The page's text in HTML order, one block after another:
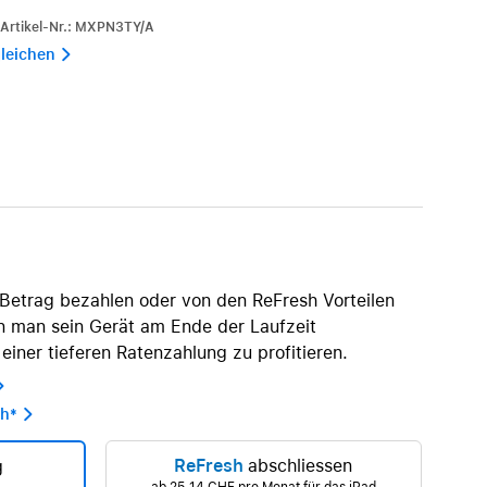
Mac & MacBook Zubehör
Apple Zubehör für iPad
Nr.: MXPN3TY/A

bezahlen oder von den ReFresh Vorteilen
man sein Gerät am Ende der Laufzeit
tieferen Ratenzahlung zu profitieren.

ReFresh abschliessen